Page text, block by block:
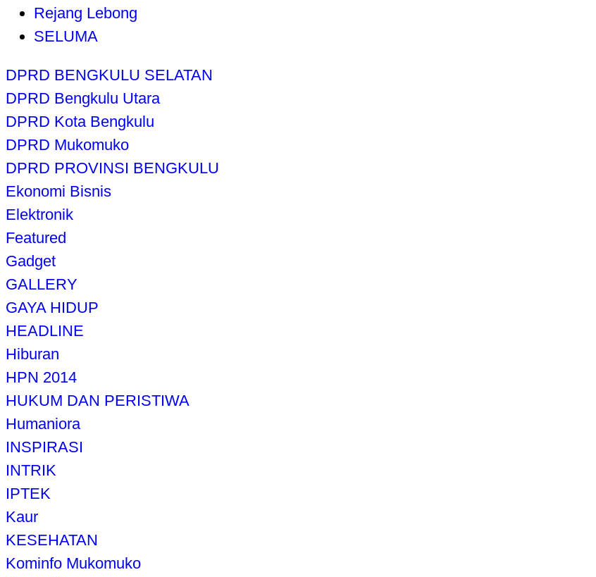
Rejang Lebong
SELUMA
DPRD BENGKULU SELATAN
DPRD Bengkulu Utara
DPRD Kota Bengkulu
DPRD Mukomuko
DPRD PROVINSI BENGKULU
Ekonomi Bisnis
Elektronik
Featured
Gadget
GALLERY
GAYA HIDUP
HEADLINE
Hiburan
HPN 2014
HUKUM DAN PERISTIWA
Humaniora
INSPIRASI
INTRIK
IPTEK
Kaur
KESEHATAN
Kominfo Mukomuko